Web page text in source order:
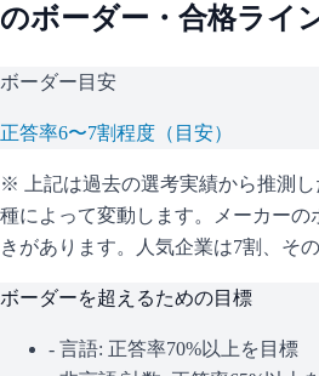
のボーダー・合格ライ
ボーダー目安
正答率6〜7割程度（目安）
※ 上記は過去の選考実績から推測
種によって変動します。
メーカーの
きがあります。人気企業は7割、そ
ボーダーを超えるための目標
- 言語: 正答率70%以上を目標